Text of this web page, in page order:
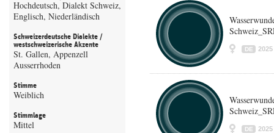
Hochdeutsch, Dialekt Schweiz,
Englisch, Niederländisch
Schweizerdeutsche Dialekte /
westschweizerische Akzente
St. Gallen, Appenzell
Ausserrhoden
Stimme
Weiblich
Stimmlage
Mittel
DE 2025
DE 2025